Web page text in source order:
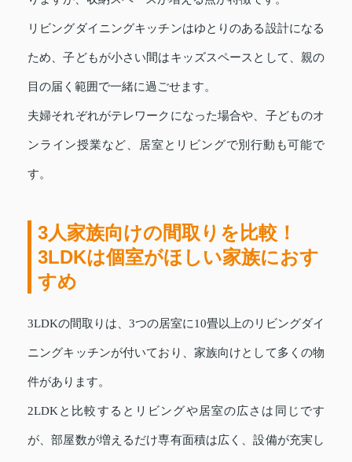
リビングダイニングキッチンはゆとりのある設計になる
ため、子どもが小さい間はキッズスペースとして、親の
目の届く範囲で一緒に過ごせます。
夫婦それぞれがテレワークになった場合や、子どものオ
ンライン授業など、居室とリビングで別行動も可能で
す。
3人家族向けの間取りを比較！
3LDKは個室がほしい家族におす
すめ
3LDKの間取りは、3つの居室に10畳以上のリビングダイ
ニングキッチンが付いており、家族向けとして多くの物
件があります。
2LDKと比較するとリビングや居室の広さは同じです
が、部屋数が増えるだけ専有面積は広く、設備が充実し